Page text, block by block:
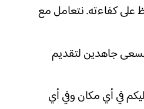
على كفاءته. نتعامل مع
نسعى جاهدين لتقديم
في أي مكان وفي أي